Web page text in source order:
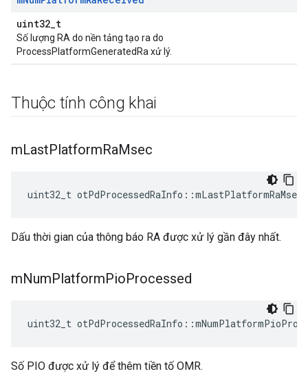
uint32_t
Số lượng RA do nền tảng tạo ra do
ProcessPlatformGeneratedRa xử lý.
Thuộc tính công khai
mLastPlatformRaMsec
uint32_t otPdProcessedRaInfo ::mLastPlatformRaMsec
Dấu thời gian của thông báo RA được xử lý gần đây nhất.
mNumPlatformPioProcessed
uint32_t otPdProcessedRaInfo ::
Số PIO được xử lý để thêm tiền tố OMR.